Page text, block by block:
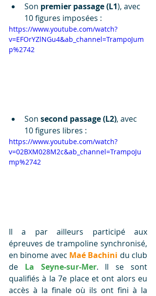
Son premier passage (L1), avec
10 figures imposées :
https://www.youtube.com/watch?
v=EFOrYZlNGu4&ab_channel=TrampoJum
p%2742
Son second passage (L2), avec
10 figures libres :
https://www.youtube.com/watch?
v=02BXM028M2c&ab_channel=TrampoJu
mp%2742
Il a par ailleurs participé aux
épreuves de trampoline synchronisé,
en binome avec Maé Bachini du club
de La Seyne-sur-Mer. Il se sont
qualifiés à la 7e place et ont alors eu